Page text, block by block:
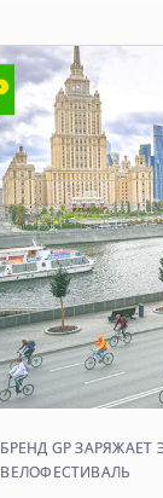
БРЕНД GP
ВЕЛОФЕСТИВАЛЬ